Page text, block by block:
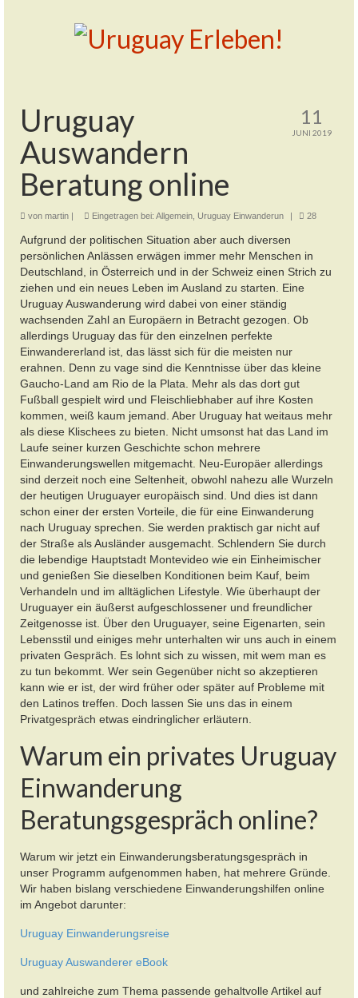
11
JUNI 2019
Uruguay
Auswandern
Beratung online
von martin | Eingetragen bei: Allgemein Uruguay Einwanderun | 28
Aufgrund der politischen Situation aber auch diversen
persönlichen Anlässen erwägen immer mehr Menschen in
Deutschland, in Österreich und in der Schweiz einen Strich zu
ziehen und ein neues Leben im Ausland zu starten. Eine
Uruguay Auswanderung wird dabei von einer ständig
wachsenden Zahl an Europäern in Betracht gezogen. Ob
allerdings Uruguay das für den einzelnen perfekte
Einwandererland ist, das lässt sich für die meisten nur
erahnen. Denn zu vage sind die Kenntnisse über das kleine
Gaucho-Land am Rio de la Plata . Mehr als das dort gut
Fußball gespielt wird und Fleischliebhaber auf ihre Kosten
kommen, weiß kaum jemand. Aber Uruguay hat weitaus mehr
als diese Klischees zu bieten. Nicht umsonst hat das Land im
Laufe seiner kurzen Geschichte schon mehrere
Einwanderungswellen mitgemacht. Neu-Europäer allerdings
sind derzeit noch eine Seltenheit, obwohl nahezu alle Wurzeln
der heutigen Uruguayer europäisch sind. Und dies ist dann
schon einer der ersten Vorteile, die für eine Einwanderung
nach Uruguay sprechen. Sie werden praktisch gar nicht auf
der Straße als Ausländer ausgemacht. Schlendern Sie durch
die lebendige Hauptstadt Montevideo wie ein Einheimischer
und genießen Sie dieselben Konditionen beim Kauf, beim
Verhandeln und im alltäglichen Lifestyle. Wie überhaupt der
Uruguayer ein äußerst aufgeschlossener und freundlicher
Zeitgenosse ist. Über den Uruguayer, seine Eigenarten, sein
Lebensstil und einiges mehr unterhalten wir uns auch in einem
privaten Gespräch. Es lohnt sich zu wissen, mit wem man es
zu tun bekommt. Wer sein Gegenüber nicht so akzeptieren
kann wie er ist, der wird früher oder später auf Probleme mit
den Latinos treffen. Doch lassen Sie uns das in einem
Privatgespräch etwas eindringlicher erläutern.
Warum ein privates Uruguay
Einwanderung
Beratungsgespräch online?
Warum wir jetzt ein Einwanderungsberatungsgespräch in
unser Programm aufgenommen haben, hat mehrere Gründe.
Wir haben bislang verschiedene Einwanderungshilfen online
im Angebot darunter:
Uruguay Einwanderungsreise
Uruguay Auswanderer eBook
und zahlreiche zum Thema passende gehaltvolle Artikel auf